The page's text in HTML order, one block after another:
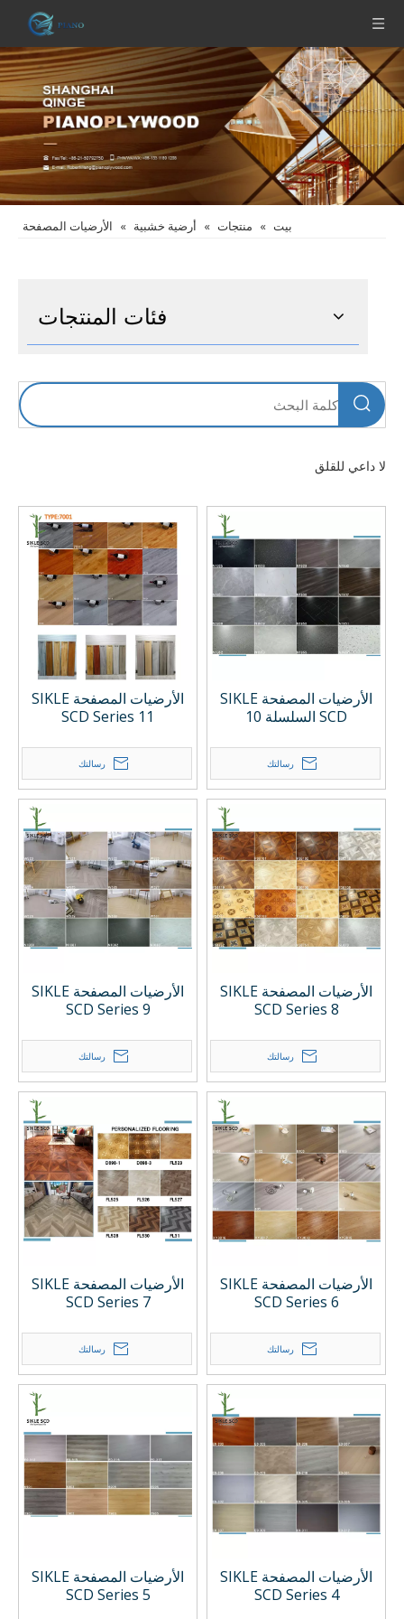
بيت » منتجات » أرضية خشبية » الأرضيات المصفحة
فئات المنتجات
لا داعي للقلق
الأرضيات المصفحة SIKLE
SCD Series 11
رسالتك
الأرضيات المصفحة SIKLE
SCD السلسلة 10
رسالتك
الأرضيات المصفحة SIKLE
SCD Series 9
رسالتك
الأرضيات المصفحة SIKLE
SCD Series 8
رسالتك
الأرضيات المصفحة SIKLE
SCD Series 7
رسالتك
الأرضيات المصفحة SIKLE
SCD Series 6
رسالتك
الأرضيات المصفحة SIKLE
SCD Series 5
الأرضيات المصفحة SIKLE
SCD Series 4